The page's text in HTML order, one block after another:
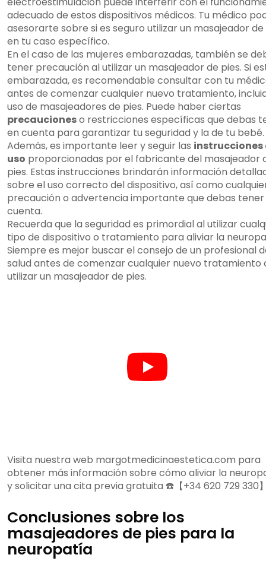
adecuado de estos dispositivos médicos. Tu médico
asesorarte sobre si es seguro utilizar un masajeador de
en tu caso específico.
En el caso de las mujeres embarazadas, también se
tener precaución al utilizar un masajeador de pies. Si
embarazada, es recomendable consultar con tu
antes de comenzar cualquier nuevo tratamiento,
uso de masajeadores de pies. Puede haber ciertas
precaucioneso restricciones específicas que debas
en cuenta para garantizar tu seguridad y la de tu bebé.
Además, es importante leer y seguir las instrucciones
uso proporcionadas por el fabricante del masajeador
pies. Estas instrucciones brindarán información
sobre el uso correcto del dispositivo, así como
precaución o advertencia importante que debas tener
cuenta.
Recuerda que la seguridad es primordial al utilizar
tipo de dispositivo o tratamiento para aliviar la
Siempre es mejor buscar el consejo de un profesional
salud antes de comenzar cualquier nuevo tratamiento
utilizar un masajeador de pies.
Visita nuestra web margotmedicinaestetica.com para
obtener más información sobre cómo aliviar la
y solicitar una cita previa gratuita ☎️【+34 620 729 330
Conclusiones sobre los
masajeadores de pies para la
neuropatía